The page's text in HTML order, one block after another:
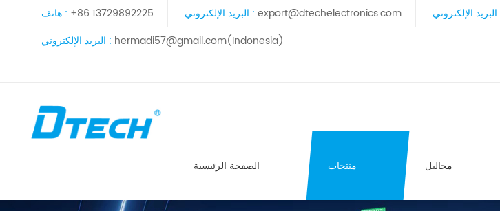
هاتف : +86 13729892225 البريد الإلكتروني : export@dtechelectronics.com
البريد الإلكتروني : hermadi57@gmail.com(Indonesia)
الصفحة الرئيسية منتجات محاليل